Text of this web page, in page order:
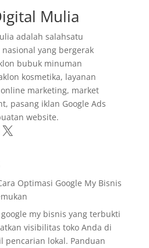
Mulia
adalah salahsatu
yang bergerak
bubuk minuman
kosmetika, layanan
marketing, market
pasang iklan Google Ads
website.
X
Optimasi Google My Bisnis
my bisnis yang terbukti
visibilitas toko Anda di
pencarian lokal. Panduan